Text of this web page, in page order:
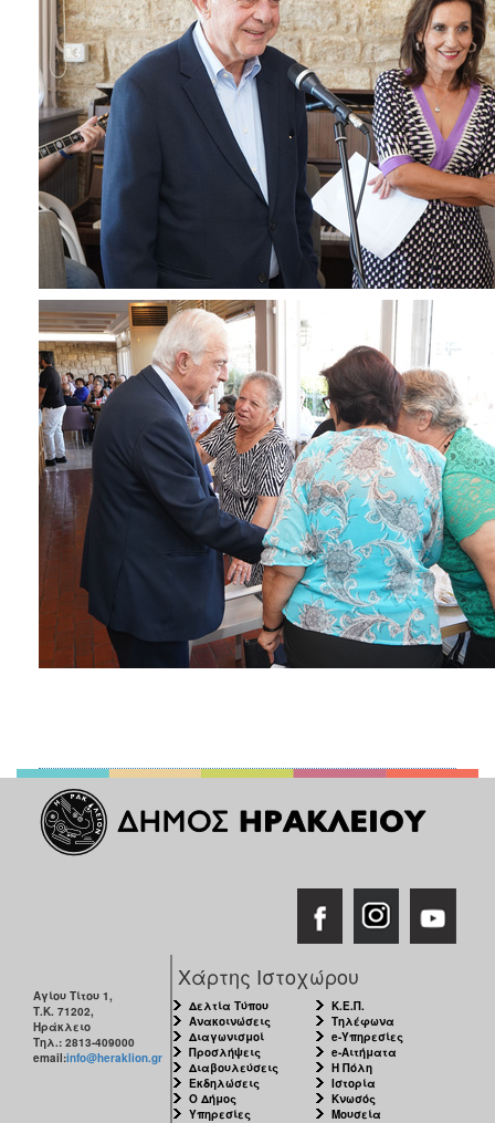
Αγίου Τίτου 1,
Τ.Κ. 71202,
Ηράκλειο
Τηλ.: 2813-409000
email:info@heraklion.gr
Χάρτης Ιστοχώρου
Δελτία Τύπου
Ανακοινώσεις
Διαγωνισμοί
Προσλήψεις
Διαβουλεύσεις
Εκδηλώσεις
Ο Δήμος
Υπηρεσίες
Κ.Ε.Π.
Τηλέφωνα
e-Υπηρεσίες
e-Αιτήματα
Η Πόλη
Ιστορία
Κνωσός
Μουσεία